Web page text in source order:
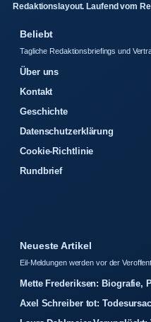
Redaktionslayout. Laufend vom
Beliebt
Tagliche Redaktionsbriefings und
Über uns
Kontakt
Geschichte
Datenschutzerklärung
Cookie-Richtlinie
Rundbrief
Neueste Artikel
Eil-Meldungen werden vor der
Mette Frederiksen: Biografie,
Axel Schreiber tot: